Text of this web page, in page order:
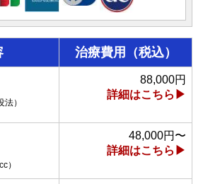
治療費用（税込）
）
88,000円
詳細はこちら▶
）
48,000円〜
詳細はこちら▶